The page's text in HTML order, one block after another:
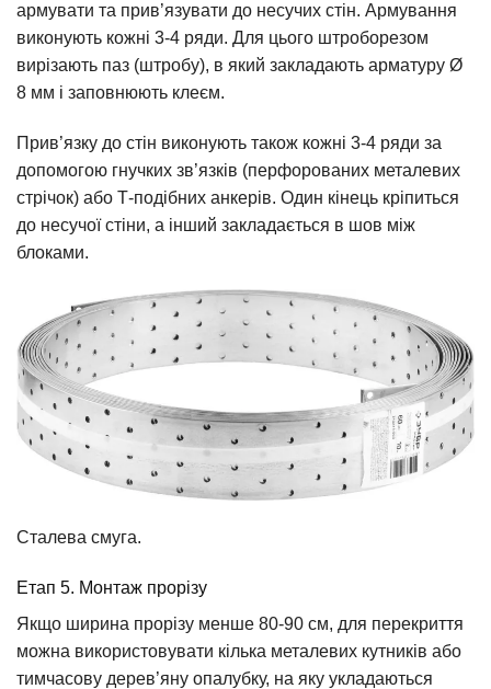
армувати та прив’язувати до несучих стін. Армування
виконують кожні 3-4 ряди. Для цього штроборезом
вирізають паз (штробу), в який закладають арматуру Ø
8 мм і заповнюють клеєм.
Прив’язку до стін виконують також кожні 3-4 ряди за
допомогою гнучких зв’язків (перфорованих металевих
стрічок) або Т-подібних анкерів. Один кінець кріпиться
до несучої стіни, а інший закладається в шов між
блоками.
Сталева смуга.
Етап 5. Монтаж прорізу
Якщо ширина прорізу менше 80-90 см, для перекриття
можна використовувати кілька металевих кутників або
тимчасову дерев’яну опалубку, на яку укладаються